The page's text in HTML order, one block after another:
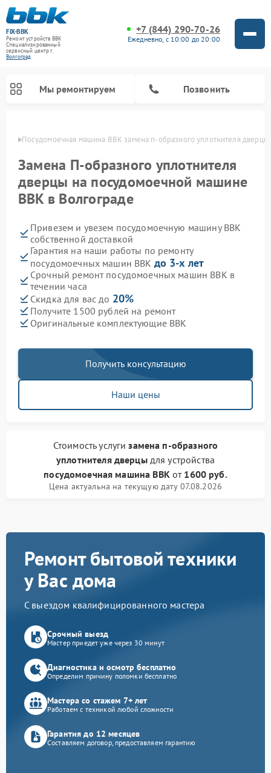
FIX-BBK
Ремонт устройств BBK
Специализированный
cервисный центр г.
Волгоград
+7 (844) 290-70-26
Ежедневно, с 10:00 до 20:00
Мы ремонтируем Позвонить
Посудомоечная машина BBK замена п-образного уплотнителя дверцы
Замена П-образного уплотнителя
дверцы на посудомоечной машине
BBK в Волгограде
Привезем и увезем посудомоечную машину BBK
собственной доставкой
Гарантия на наши работы по ремонту
посудомоечных машин BBK до 3-х лет
Срочный ремонт посудомоечных машин BBK в
течении часа
Скидка для вас до 20%
Получите 1500 рублей на ремонт
Оригинальные комплектующие BBK
Получить консультацию
Наши цены
Стоимость услугизамена п-образного
уплотнителя дверцыдля устройства
посудомоечная машина BBKот 1600 руб.
Цена актуальна на текущую дату 07.08.2026
Ремонт бытовой техники
у Вас дома
С выездом квалифицированного мастера
Срочный выезд
Мастер приедет уже через 30 минут
Диагностика и осмотр бесплатно
Определим причину поломки бесплатно
Мастера со стажем 7+ лет
Работаем с техникой любой сложности
Гарантия до 12 месяцев
Составляем договор, предоставляем гарантию